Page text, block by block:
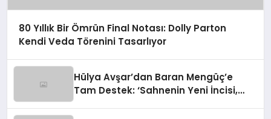
80 Yıllık Bir Ömrün Final Notası: Dolly Parton
Kendi Veda Törenini Tasarlıyor
Hülya Avşar’dan Baran Mengüç’e
Tam Destek: ‘Sahnenin Yeni İncisi,